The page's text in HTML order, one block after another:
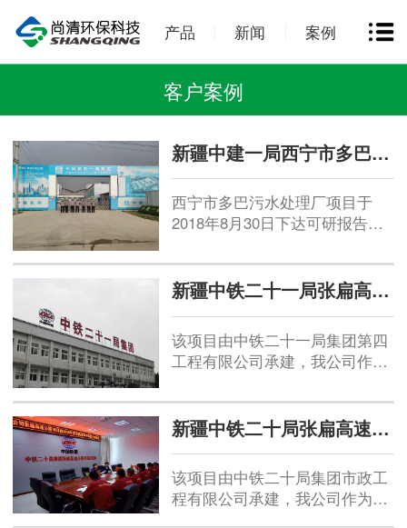
产品 新闻 案例
客户案例
新疆中建一局西宁市多巴污水处理厂
西宁市多巴污水处理厂项目于
2018年8月30日下达可研报告批
厂1座，出水水质达到一级A污水
排放标准，配套南区DN1000-
1200污水输送管网3.36千米；北
管0.36千米，DN500钢管0.36千
米；DN1200尾水管道0.6千米，
+深度处理...
新疆中铁二十一局张扁高速污水处理项目
该项目由中铁二十一局集团第四
工程有限公司承建，我公司作为
区的污水处理设施的安装与调
试，总计处理量800m³/d，已交
付业主使用，处理达到一级A标
新疆中铁二十局张扁高速污水处理项目
该项目由中铁二十局集团市政工
程有限公司承建，我公司作为分